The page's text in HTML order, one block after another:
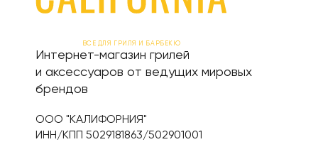
ВСЕ ДЛЯ ГРИЛЯ И БАРБЕКЮ
Интернет-магазин грилей
и аксессуаров от ведущих мировых
брендов
ООО "КАЛИФОРНИЯ"
ИНН/КПП 5029181863/502901001